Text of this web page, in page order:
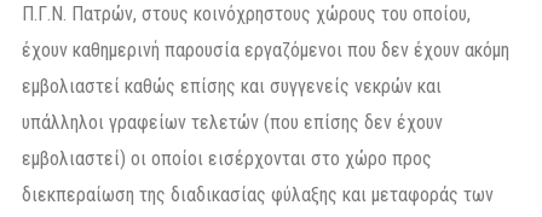
Π.Γ.Ν. Πατρών, στους κοινόχρηστους χώρους του οποίου,
έχουν καθημερινή παρουσία εργαζόμενοι που δεν έχουν ακόμη
εμβολιαστεί καθώς επίσης και συγγενείς νεκρών και
υπάλληλοι γραφείων τελετών (που επίσης δεν έχουν
εμβολιαστεί) οι οποίοι εισέρχονται στο χώρο προς
διεκπεραίωση της διαδικασίας φύλαξης και μεταφοράς των